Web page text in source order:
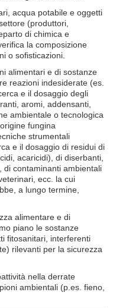
acqua potabile e oggetti
(produttori,
di chimica e
la composizione
o sofisticazioni.
alimentari e di sostanze
reazioni indesiderate (es.
e il dosaggio degli
aromi, addensanti,
ambientale o tecnologica
fungina
strumentali
e il dosaggio di residui di
acaricidi), di diserbanti,
di contaminanti ambientali
ecc. la cui
a lungo termine,
alimentare e di
piano le sostanze
fitosanitari, interferenti
rilevanti per la sicurezza
nella derrate
ambientali (p.es. fieno,